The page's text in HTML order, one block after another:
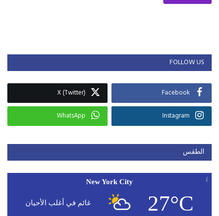
FOLLOW US
Facebook
X (Twitter)
Instagram
WhatsApp
الطقس
New York City
27°C غائم في أغلب الأحيان